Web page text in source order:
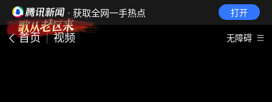
· 获取全网一手热点 打开
首页 视频 无障碍